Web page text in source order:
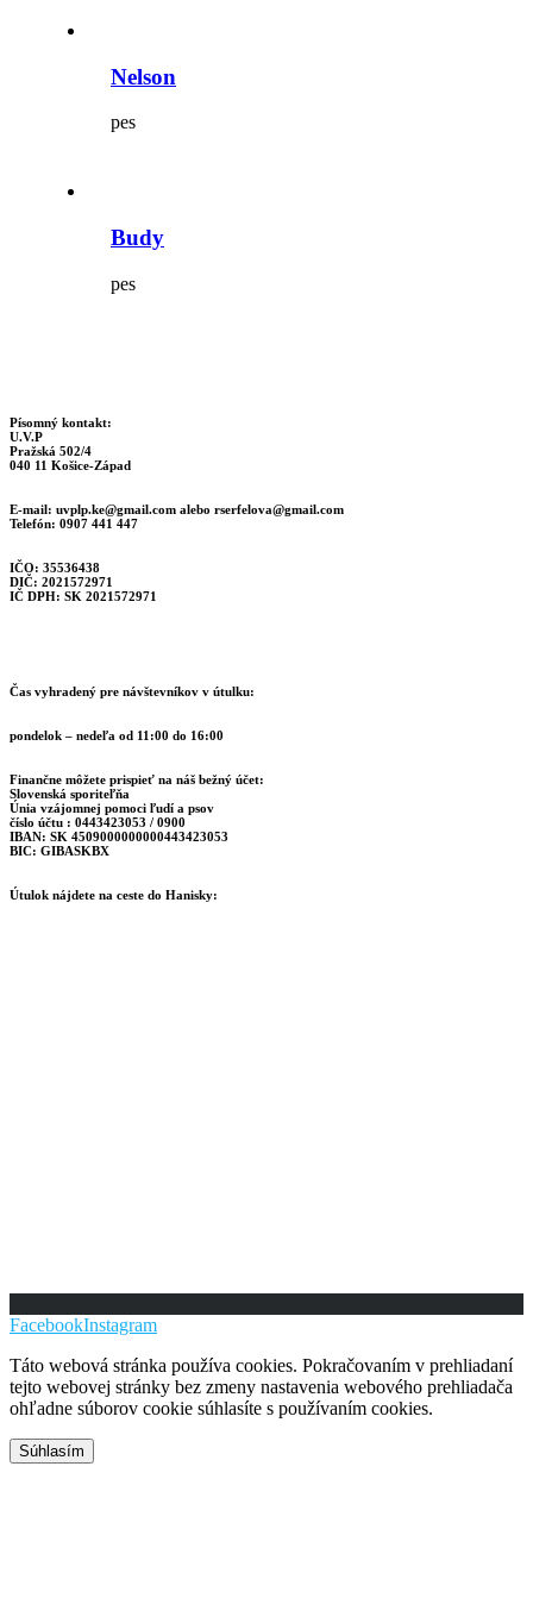
Nelson
pes
Budy
pes
Písomný kontakt:
U.V.P
Pražská 502/4
040 11 Košice-Západ
E-mail: uvplp.ke@gmail.com alebo rserfelova@gmail.com
Telefón: 0907 441 447
IČO: 35536438
DIČ: 2021572971
IČ DPH: SK 2021572971
Čas vyhradený pre návštevníkov v útulku:
pondelok – nedeľa od 11:00 do 16:00
Finančne môžete prispieť na náš bežný účet:
Slovenská sporiteľňa
Únia vzájomnej pomoci ľudí a psov
číslo účtu : 0443423053 / 0900
IBAN: SK 4509000000000443423053
BIC: GIBASKBX
Útulok nájdete na ceste do Hanisky:
FacebookInstagram
Táto webová stránka používa cookies. Pokračovaním v prehliadaní
tejto webovej stránky bez zmeny nastavenia webového prehliadača
ohľadne súborov cookie súhlasíte s používaním cookies.
Súhlasím